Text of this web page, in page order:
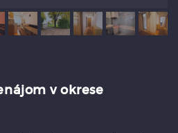
v okrese